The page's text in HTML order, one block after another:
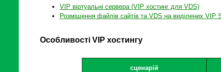
VIP віртуальні сервера (VIP хостинг для VDS)
Розміщення файлів сайтів та VDS на виділених VIP
Особливості VIP хостингу
сценарій